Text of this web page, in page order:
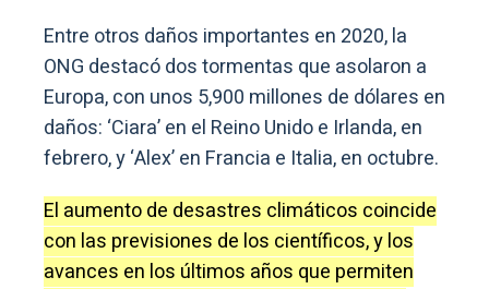
Entre otros daños importantes en 2020, la
ONG destacó dos tormentas que asolaron a
Europa, con unos 5,900 millones de dólares en
daños: ‘Ciara’ en el Reino Unido e Irlanda, en
febrero, y ‘Alex’ en Francia e Italia, en octubre.
El aumento de desastres climáticos coincide
con las previsiones de los científicos, y los
avances en los últimos años que permiten